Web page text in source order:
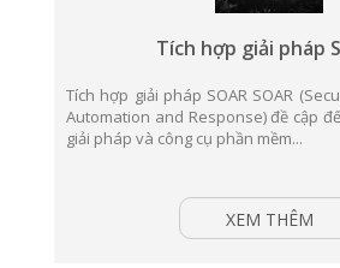
Tích hợp giải pháp
Tích hợp giải pháp SOAR SOAR
Automation and Response) đề cập
giải pháp và công cụ phần mềm...
XEM THÊM